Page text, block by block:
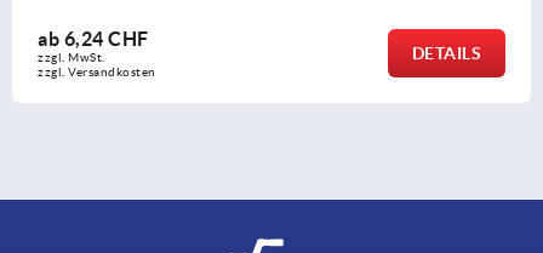
17,08 CHF
zzgl. Versandkosten